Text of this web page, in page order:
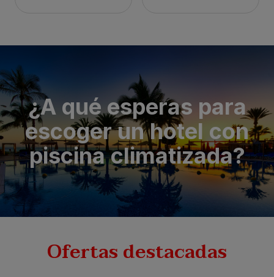
¿A qué esperas para
escoger un hotel con
piscina climatizada?
Ofertas destacadas